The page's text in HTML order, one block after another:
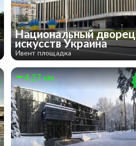
Национальный дворец
искусств Украина
Ивент площадка
4.27 км